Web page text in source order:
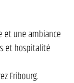
et une ambiance
et hospitalité
Fribourg.